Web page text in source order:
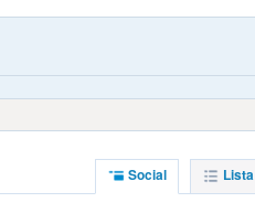
Lista
Social